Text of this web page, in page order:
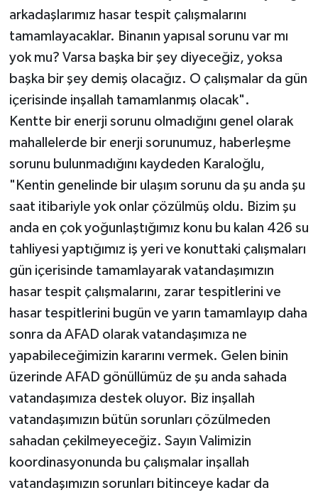
arkadaşlarımız hasar tespit çalışmalarını
tamamlayacaklar. Binanın yapısal sorunu var mı
yok mu? Varsa başka bir şey diyeceğiz, yoksa
başka bir şey demiş olacağız. O çalışmalar da gün
içerisinde inşallah tamamlanmış olacak".
Kentte bir enerji sorunu olmadığını genel olarak
mahallelerde bir enerji sorunumuz, haberleşme
sorunu bulunmadığını kaydeden Karaloğlu,
"Kentin genelinde bir ulaşım sorunu da şu anda şu
saat itibariyle yok onlar çözülmüş oldu. Bizim şu
anda en çok yoğunlaştığımız konu bu kalan 426 su
tahliyesi yaptığımız iş yeri ve konuttaki çalışmaları
gün içerisinde tamamlayarak vatandaşımızın
hasar tespit çalışmalarını, zarar tespitlerini ve
hasar tespitlerini bugün ve yarın tamamlayıp daha
sonra da AFAD olarak vatandaşımıza ne
yapabileceğimizin kararını vermek. Gelen binin
üzerinde AFAD gönüllümüz de şu anda sahada
vatandaşımıza destek oluyor. Biz inşallah
vatandaşımızın bütün sorunları çözülmeden
sahadan çekilmeyeceğiz. Sayın Valimizin
koordinasyonunda bu çalışmalar inşallah
vatandaşımızın sorunları bitinceye kadar da